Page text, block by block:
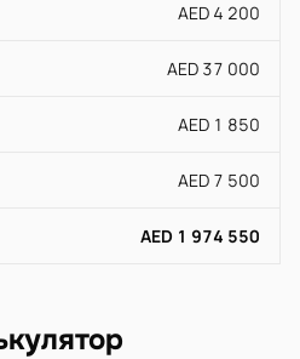
AED 4 200
AED 37 000
AED 1 850
AED 7 500
AED 1 974 550